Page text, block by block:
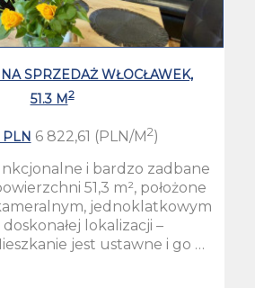
SPRZEDAŻ WŁOCŁAWEK,
51.3 M2
6 822,61 (PLN/M2)
i bardzo zadbane
51,3 m², położone
jednoklatkowym
lokalizacji –
jest ustawne i go …